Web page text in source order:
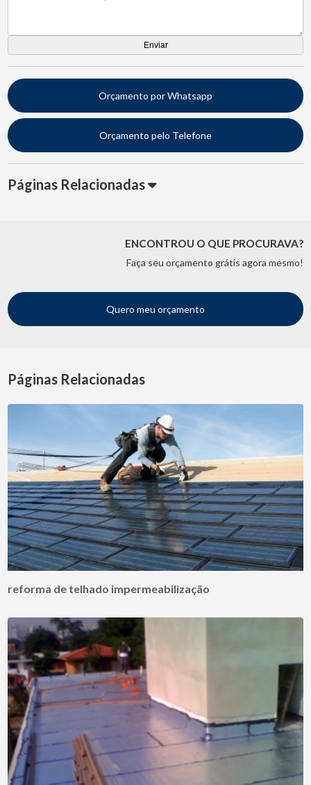
Orçamento por Whatsapp
Orçamento pelo Telefone
Páginas Relacionadas
ENCONTROU O QUE PROCURAVA?
Faça seu orçamento grátis agora mesmo!
Quero meu orçamento
Páginas Relacionadas
reforma de telhado impermeabilização